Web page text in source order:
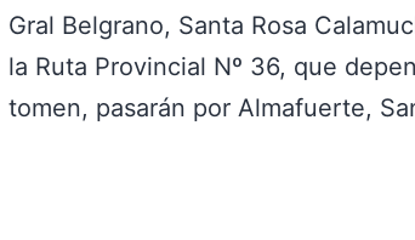
Gral Belgrano, Santa Rosa
la Ruta Provincial Nº 36, que
tomen, pasarán por Almafuerte,